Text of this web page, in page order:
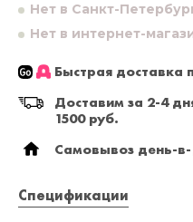
Нет в Санкт-
Нет в интернет-
Быстрая доставка
Доставим за 2-4
1500 руб.
Самовывоз день-
Спецификации